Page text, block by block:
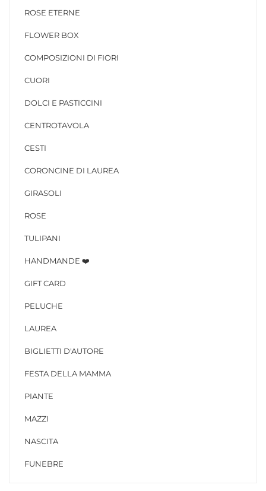
ROSE ETERNE
FLOWER BOX
COMPOSIZIONI DI FIORI
CUORI
DOLCI E PASTICCINI
CENTROTAVOLA
CESTI
CORONCINE DI LAUREA
GIRASOLI
ROSE
TULIPANI
HANDMANDE ❤️
GIFT CARD
PELUCHE
LAUREA
BIGLIETTI D'AUTORE
FESTA DELLA MAMMA
PIANTE
MAZZI
NASCITA
FUNEBRE